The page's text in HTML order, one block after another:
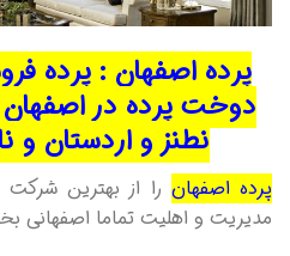
پرده اصفهان : پرده
دوخت پرده در
نطنز و اردستان و
پرده اصفهان را از بهترین
مدیریت و اهلیت تماما اصفهانی